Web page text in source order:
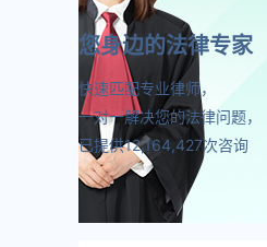
您身边的法律专家
快速匹配专业律师，
一对一解决您的法律问题，
已提供12,164,427次咨询